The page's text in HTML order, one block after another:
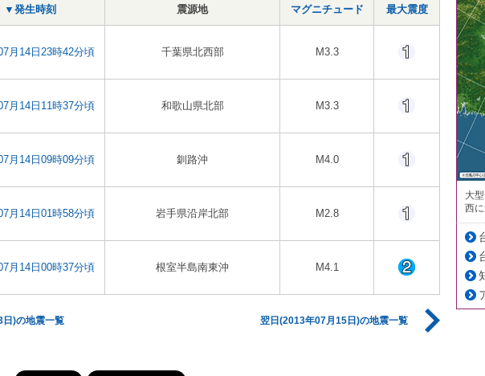
▼発生時刻 震源地 マグニチュード 最大震度
月14日23時42分頃 千葉県北西部 M3.3
月14日11時37分頃 和歌山県北部 M3.3
月14日09時09分頃 釧路沖 M4.0
月14日01時58分頃 岩手県沿岸北部 M2.8
月14日00時37分頃 根室半島南東沖 M4.1
)の地震一覧 翌日(2013年07月15日)の地震一覧
大
西